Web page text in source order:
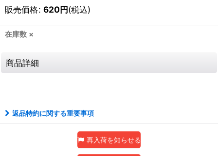
販売価格: 620円(税込)
在庫数 ×
商品詳細
返品特約に関する重要事項
再入荷を知らせる